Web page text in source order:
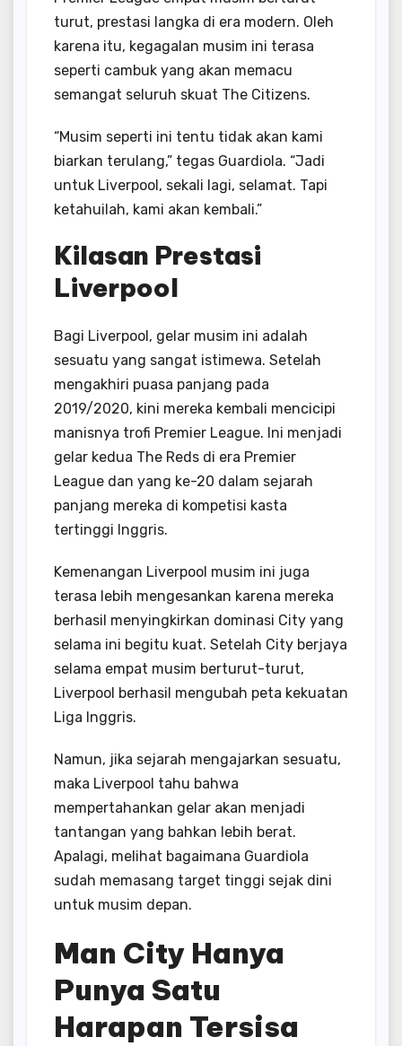
turut, prestasi langka di era modern. Oleh
karena itu, kegagalan musim ini terasa
seperti cambuk yang akan memacu
semangat seluruh skuat The Citizens.
“Musim seperti ini tentu tidak akan kami
biarkan terulang,” tegas Guardiola. “Jadi
untuk Liverpool, sekali lagi, selamat. Tapi
ketahuilah, kami akan kembali.”
Kilasan Prestasi
Liverpool
Bagi Liverpool, gelar musim ini adalah
sesuatu yang sangat istimewa. Setelah
mengakhiri puasa panjang pada
2019/2020, kini mereka kembali mencicipi
manisnya trofi Premier League. Ini menjadi
gelar kedua The Reds di era Premier
League dan yang ke-20 dalam sejarah
panjang mereka di kompetisi kasta
tertinggi Inggris.
Kemenangan Liverpool musim ini juga
terasa lebih mengesankan karena mereka
berhasil menyingkirkan dominasi City yang
selama ini begitu kuat. Setelah City berjaya
selama empat musim berturut-turut,
Liverpool berhasil mengubah peta kekuatan
Liga Inggris.
Namun, jika sejarah mengajarkan sesuatu,
maka Liverpool tahu bahwa
mempertahankan gelar akan menjadi
tantangan yang bahkan lebih berat.
Apalagi, melihat bagaimana Guardiola
sudah memasang target tinggi sejak dini
untuk musim depan.
Man City Hanya
Punya Satu
Harapan Tersisa